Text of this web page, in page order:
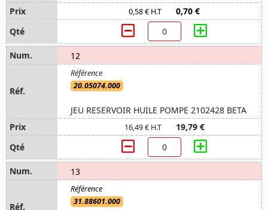
0,58 € H.T 0,70 €
12
20.05074.000
JEU RESERVOIR HUILE POMPE 2102428 BETA
16,49 € H.T 19,79 €
13
31.88601.000